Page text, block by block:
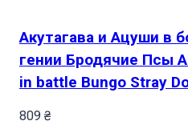
Акутагава и Ацуши в
гении Бродячие Псы
in battle Bungo Stray
809 ₴